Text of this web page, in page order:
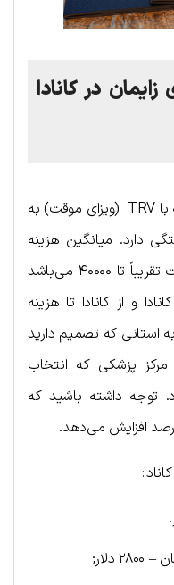
در کانادا
هزینه زایمان در کانادا برای افرادی که با TRV (ویزای موقت) به
دارد. میانگین هزینه
زایمان در کانادا با ویزای اقامت موقت تقریباً تا ۴۰۰۰۰ می‌باشد
و از کانادا تا هزینه
که تصمیم دارید
مرکز پزشکی که انتخاب
توجه داشته باشید که